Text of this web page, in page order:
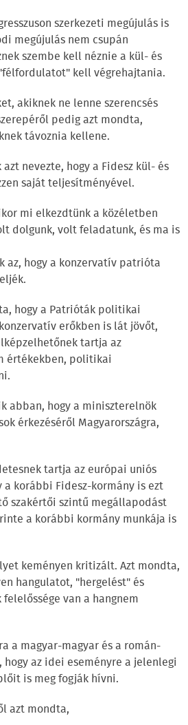
szerkezeti megújulás is
megújulás nem csupán
szembe kell néznie a kül- és
kell végrehajtania.
akiknek ne lenne szerencsés
pedig azt mondta,
távoznia kellene.
nevezte, hogy a Fidesz kül- és
saját teljesítményével.
mi elkezdtünk a közéletben
dolgunk, volt feladatunk, és ma is
az, hogy a konzervatív patrióta
hogy a Patrióták politikai
erőkben is lát jövőt,
tartja az
értékekben, politikai
abban, hogy a miniszterelnök
érkezéséről Magyarországra,
tartja az európai uniós
korábbi Fidesz-kormány is ezt
szakértői szintű megállapodást
a korábbi kormány munkája is
keményen kritizált. Azt mondta,
hangulatot, "hergelést" és
van a hangnem
a magyar-magyar és a román-
az idei eseményre a jelenlegi
is meg fogják hívni.
azt mondta,